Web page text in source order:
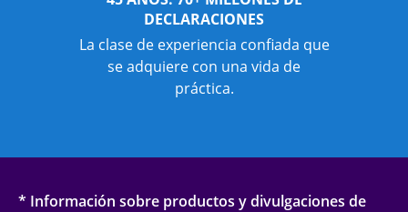
DECLARACIONES
La clase de experiencia confiada que
se adquiere con una vida de
práctica.
* Información sobre productos y divulgaciones de